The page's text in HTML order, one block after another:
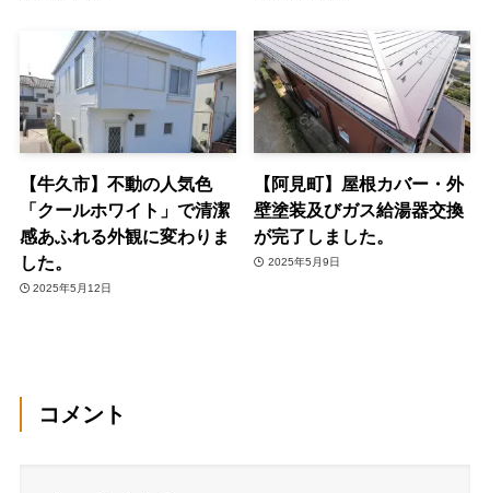
【牛久市】不動の人気色
「クールホワイト」で清潔
感あふれる外観に変わりま
した。
2025年5月12日
【阿見町】屋根カバー・外
壁塗装及びガス給湯器交換
が完了しました。
2025年5月9日
コメント